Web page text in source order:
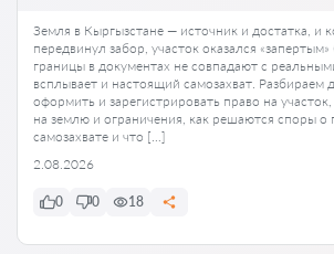
Земля в Кыргызстане — источник и достатка, и
передвинул забор, участок оказался «запертым»
границы в документах не совпадают с
всплывает и настоящий самозахват. Разбираем
оформить и зарегистрировать право на
на землю и ограничения, как решаются споры о
самозахвате и что […]
2.08.2026
0 0 18